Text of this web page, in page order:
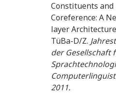
Constituents and
Coreference: A
layer
TüBa-D/Z.
der Gesellschaft
2011.